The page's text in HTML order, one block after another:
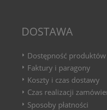
DOSTAWA
Dostępność produktów
Faktury i paragony
Koszty i czas dostawy
Czas realizacji
Sposoby płatności